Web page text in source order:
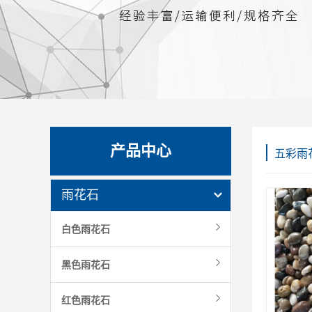
产品中心
雨花石
白色雨花石
黑色雨花石
红色雨花石
五彩雨